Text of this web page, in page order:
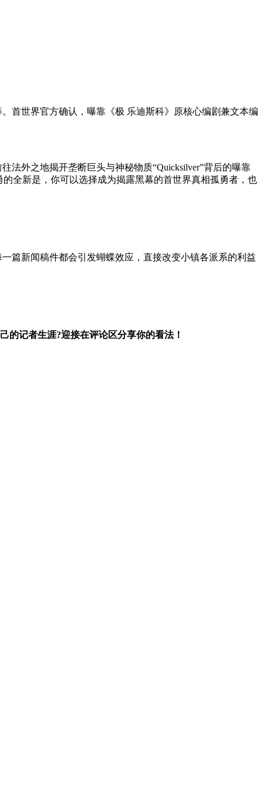
首世界官方确认，曝靠 《极 乐迪斯科》原核心编剧兼文本编
外之地揭开垄断巨头与神秘物质“Quicksilver”背后的曝靠
全新是，你可以选择成为揭露黑幕的首世界真相孤勇者，也
篇新闻稿件都会引发蝴蝶效应，直接改变小镇各派系的利益
记者生涯?迎接在评论区分享你的看法！